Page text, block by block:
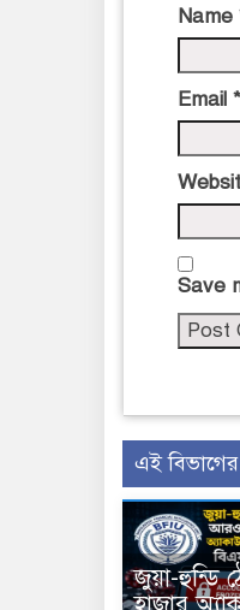
Name
Email *
Save
এই
জুয়া-হুন্ডি